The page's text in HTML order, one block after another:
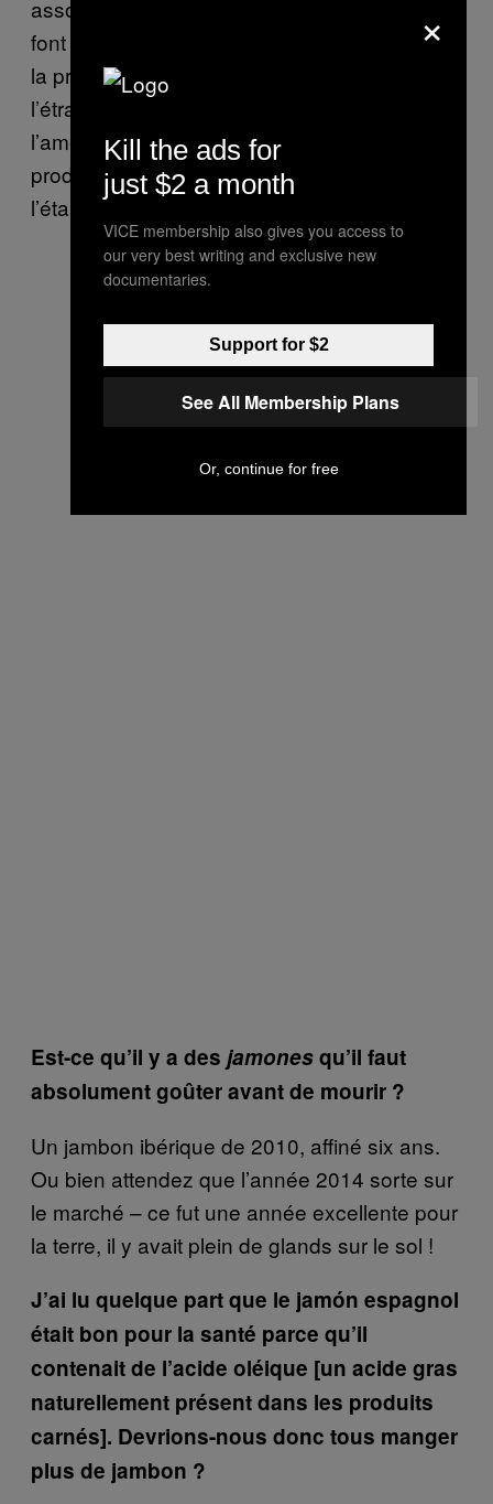
associations espagnoles comme l’ASICI qui
font du bon boulot depuis des années. Ils font
la promotion du jambon en Espagne et à
l’étranger et ils travaillent aussi sur
l’amélioration de la qualité de tous les
produits utilisés pour produire le jambon, de
l’étable jusqu’au panier du consommateur.
Est-ce qu’il y a des jamonesqu’il faut
absolument goûter avant de mourir ?
Un jambon ibérique de 2010, affiné six ans.
Ou bien attendez que l’année 2014 sorte sur
le marché – ce fut une année excellente pour
la terre, il y avait plein de glands sur le sol !
J’ai lu quelque part que le jamón espagnol
était bon pour la santé parce qu’il
contenait de l’acide oléique [un acide gras
naturellement présent dans les produits
carnés]. Devrions-nous donc tous manger
plus de jambon ?
×
Kill the ads for
just $2 a month
VICE membership also gives you access to
our very best writing and exclusive new
documentaries.
Support for $2
See All Membership Plans
Or, continue for free